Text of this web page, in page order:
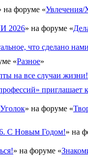
на форуме «Увлечения/
2026» на форуме «
что сделано
«Разное»
на все случаи жизни!
приглашает
» на форуме «
С Новым Годом!» на
» на форуме «